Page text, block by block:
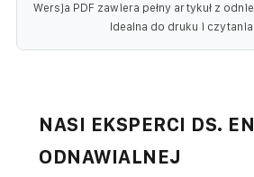
Wersja PDF zawiera pełny artykuł z
Idealna do druku i
NASI EKSPERCI DS.
ODNAWIALNEJ